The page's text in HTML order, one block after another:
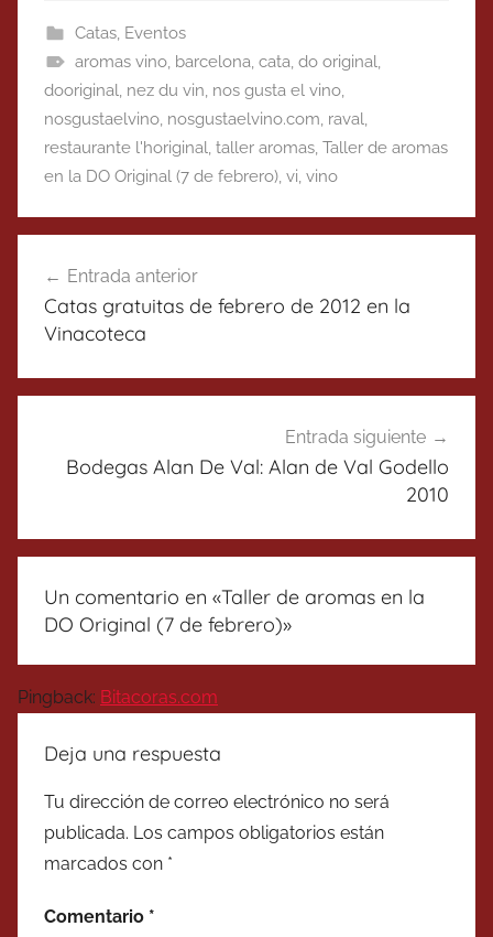
Catas, Eventos
aromas vino, barcelona, cata, do original,
dooriginal, nez du vin, nos gusta el vino,
nosgustaelvino, nosgustaelvino.com, raval,
restaurante l'horiginal, taller aromas, Taller de aromas
en la DO Original (7 de febrero), vi, vino
de
entradas
Entrada anterior
Catas gratuitas de febrero de 2012 en la
Vinacoteca
Entrada siguiente
Bodegas Alan De Val: Alan de Val Godello
2010
Un comentario en «Taller de aromas en la
DO Original (7 de febrero)»
Pingback: Bitacoras.com
Deja una respuesta
Tu dirección de correo electrónico no será
publicada. Los campos obligatorios están
marcados con *
Comentario *